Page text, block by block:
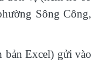
Sông Công,
bản Excel) gửi vào